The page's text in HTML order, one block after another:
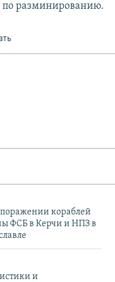
по разминированию.
кораблей
ФСБ в Керчи и НПЗ в
и